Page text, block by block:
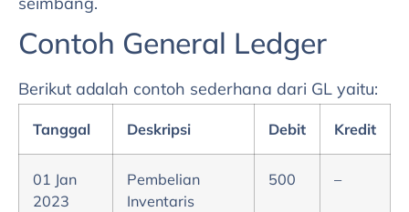
Contoh General Ledger
Berikut adalah contoh sederhana dari GL yaitu:
Tanggal Deskripsi Debit Kredit
01 Jan
2023
Pembelian
Inventaris
500 –